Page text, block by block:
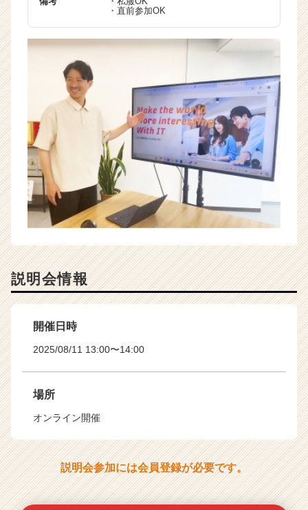
・直前参加OK
説明会情報
開催日時
2025/08/11 13:00〜14:00
場所
オンライン開催
説明会参加には会員登録が必要です。